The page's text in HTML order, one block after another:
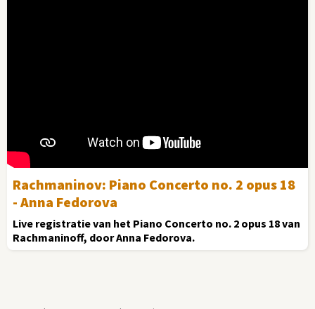
Rachmaninov: Piano Concerto no. 2 opus 18
- Anna Fedorova
Live registratie van het Piano Concerto no. 2 opus 18 van
Rachmaninoff, door Anna Fedorova.